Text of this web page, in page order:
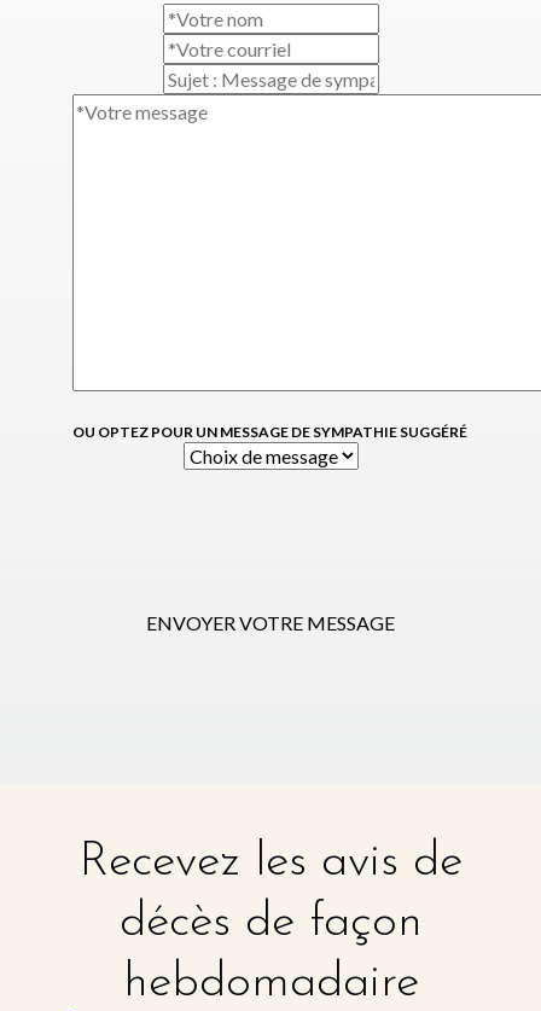
OU OPTEZ POUR UN MESSAGE DE SYMPATHIE SUGGÉRÉ
ENVOYER VOTRE MESSAGE
Recevez les avis de
décès de façon
hebdomadaire